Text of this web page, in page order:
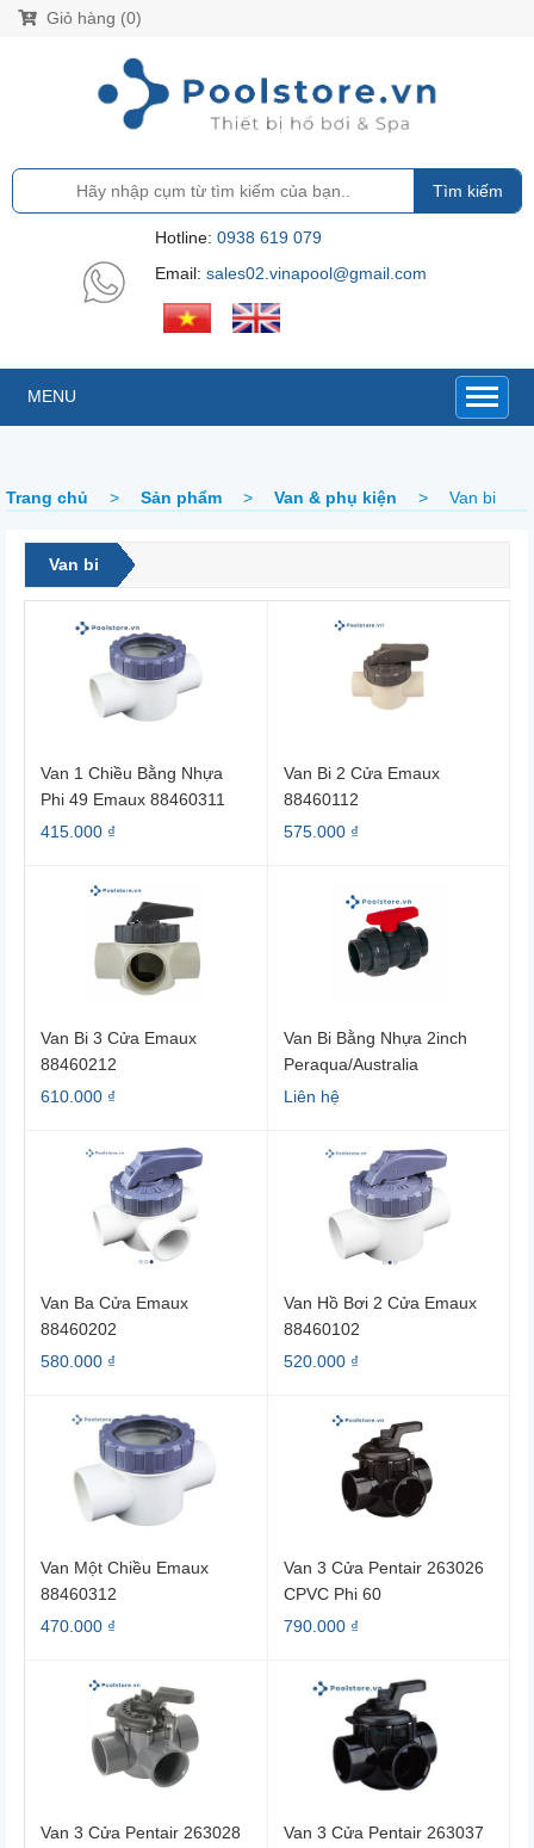
Giỏ hàng (0)
Tìm kiếm
Hotline: 0938 619 079
Email: sales02.vinapool@gmail.com
MENU
Trang chủ > Sản phẩm > Van & phụ kiện > Van bi
Van bi
Van 1 Chiều Bằng Nhựa
Phi 49 Emaux 88460311
415.000 ₫
Van Bi 2 Cửa Emaux
88460112
575.000 ₫
Van Bi 3 Cửa Emaux
88460212
610.000 ₫
Van Bi Bằng Nhựa 2inch
Peraqua/Australia
Liên hệ
Van Ba Cửa Emaux
88460202
580.000 ₫
Van Hồ Bơi 2 Cửa Emaux
88460102
520.000 ₫
Van Một Chiều Emaux
88460312
470.000 ₫
Van 3 Cửa Pentair 263026
CPVC Phi 60
790.000 ₫
Van 3 Cửa Pentair 263028
Van 3 Cửa Pentair 263037